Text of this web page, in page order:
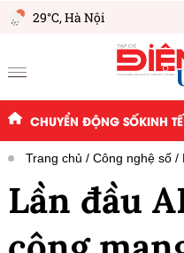
29°C,Hà Nội
CHUYỂN ĐỘNG SỐKINH
Trang chủ Công nghệ số
Lần đầu